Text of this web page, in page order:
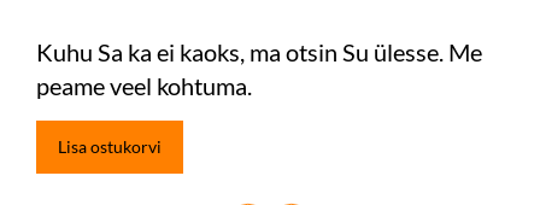
Kuhu Sa ka ei kaoks, ma otsin Su ülesse. Me
peame veel kohtuma.
Lisa ostukorvi